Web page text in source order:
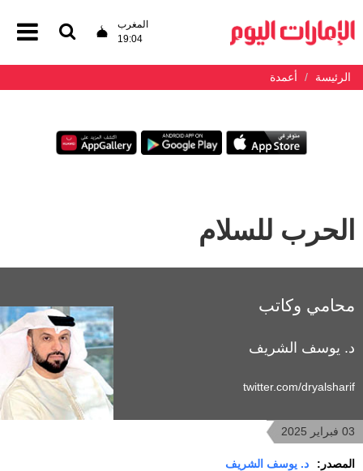
المغرب
19:04
الرئيسة أعمدة
الحرب للسلام
محامي وكاتب
د. يوسف الشريف
twitter.com/dryalsharif
03 فبراير 2025
المصدر: د. يوسف الشريف